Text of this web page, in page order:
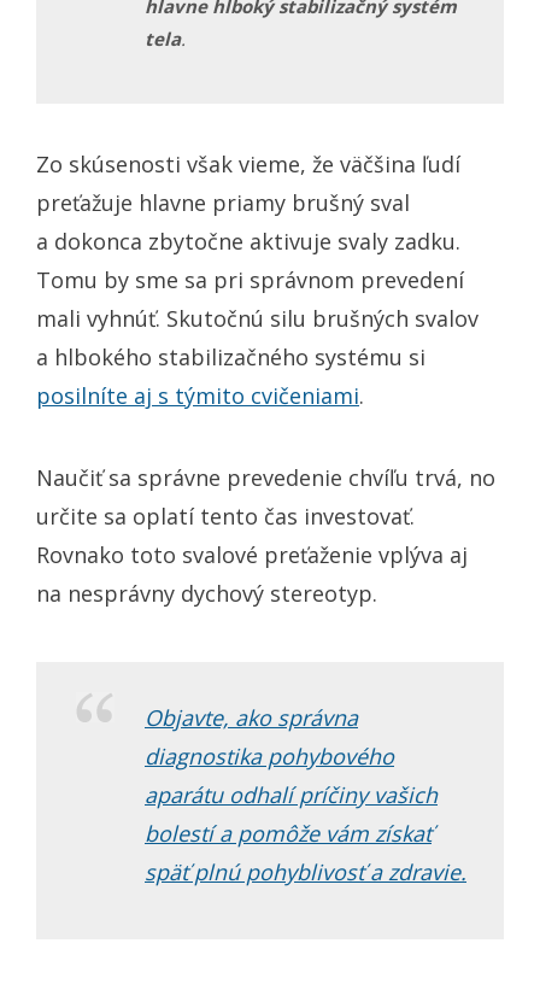
hlavne hlboký stabilizačný systém
tela.
Zo skúsenosti však vieme, že väčšina ľudí
preťažuje hlavne priamy brušný sval
a dokonca zbytočne aktivuje svaly zadku.
Tomu by sme sa pri správnom prevedení
mali vyhnúť. Skutočnú silu brušných svalov
a hlbokého stabilizačného systému si
posilníte aj s týmito cvičeniami.
Naučiť sa správne prevedenie chvíľu trvá, no
určite sa oplatí tento čas investovať.
Rovnako toto svalové preťaženie vplýva aj
na nesprávny dychový stereotyp.
Objavte, ako správna
diagnostika pohybového
aparátu odhalí príčiny vašich
bolestí a pomôže vám získať
späť plnú pohyblivosť a zdravie.